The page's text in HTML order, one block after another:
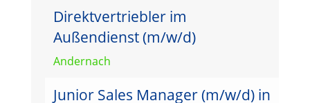
Direktvertriebler im
Außendienst (m/w/d)
Andernach
Junior Sales Manager (m/w/d) in